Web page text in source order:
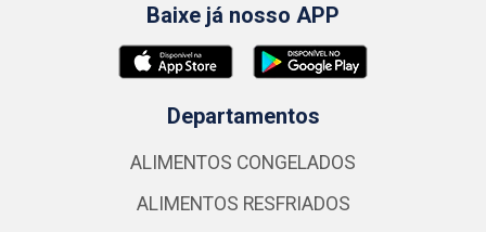
Baixe já nosso APP
Departamentos
ALIMENTOS CONGELADOS
ALIMENTOS RESFRIADOS